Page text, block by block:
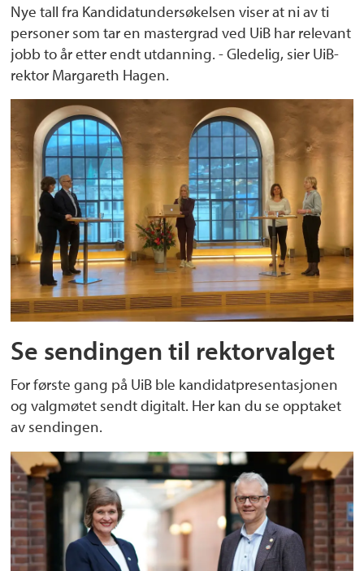
Nye tall fra Kandidatundersøkelsen viser at ni av ti
personer som tar en mastergrad ved UiB har relevant
jobb to år etter endt utdanning. - Gledelig, sier UiB-
rektor Margareth Hagen.
Se sendingen til rektorvalget
For første gang på UiB ble kandidatpresentasjonen
og valgmøtet sendt digitalt. Her kan du se opptaket
av sendingen.